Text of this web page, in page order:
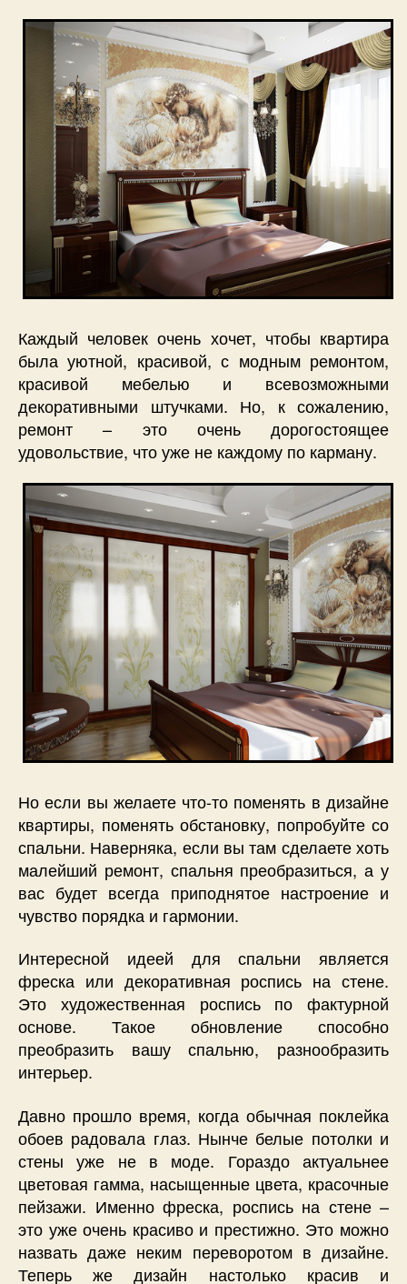
Каждый человек очень хочет, чтобы квартира
была уютной, красивой, с модным ремонтом,
красивой мебелью и всевозможными
декоративными штучками. Но, к сожалению,
ремонт – это очень дорогостоящее
удовольствие, что уже не каждому по карману.
Но если вы желаете что-то поменять в дизайне
квартиры, поменять обстановку, попробуйте со
спальни. Наверняка, если вы там сделаете хоть
малейший ремонт, спальня преобразиться, а у
вас будет всегда приподнятое настроение и
чувство порядка и гармонии.
Интересной идеей для спальни является
фреска или декоративная роспись на стене.
Это художественная роспись по фактурной
основе. Такое обновление способно
преобразить вашу спальню, разнообразить
интерьер.
Давно прошло время, когда обычная поклейка
обоев радовала глаз. Нынче белые потолки и
стены уже не в моде. Гораздо актуальнее
цветовая гамма, насыщенные цвета, красочные
пейзажи. Именно фреска, роспись на стене –
это уже очень красиво и престижно. Это можно
назвать даже неким переворотом в дизайне.
Теперь же дизайн настолько красив и